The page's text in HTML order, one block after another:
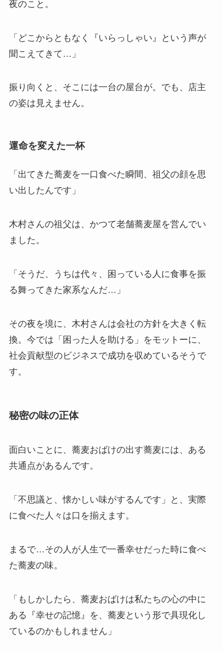
夜のこと。
「どこからともなく『いらっしゃい』という声が
聞こえてきて…」
振り向くと、そこには一台の屋台が。でも、店主
の姿は見えません。
運命を変えた一杯
「出てきた蕎麦を一口食べた瞬間、祖父の顔を思
い出したんです」
木村さんの祖父は、かつて老舗蕎麦屋を営んでい
ました。
「そうだ、うちは代々、困っている人に食事を振
る舞ってきた家系なんだ…」
その夜を境に、木村さんは会社の方針を大きく転
換。今では「困った人を助ける」をモットーに、
社会貢献型のビジネスで成功を収めているそうで
す。
秘密の味の正体
面白いことに、蕎麦おばけの出す蕎麦には、ある
共通点があるんです。
「不思議と、懐かしい味がするんです」と、実際
に食べた人々は口を揃えます。
まるで…その人が人生で一番幸せだった時に食べ
た蕎麦の味。
「もしかしたら、蕎麦おばけは私たちの心の中に
ある『幸せの記憶』を、蕎麦という形で具現化し
ているのかもしれません」